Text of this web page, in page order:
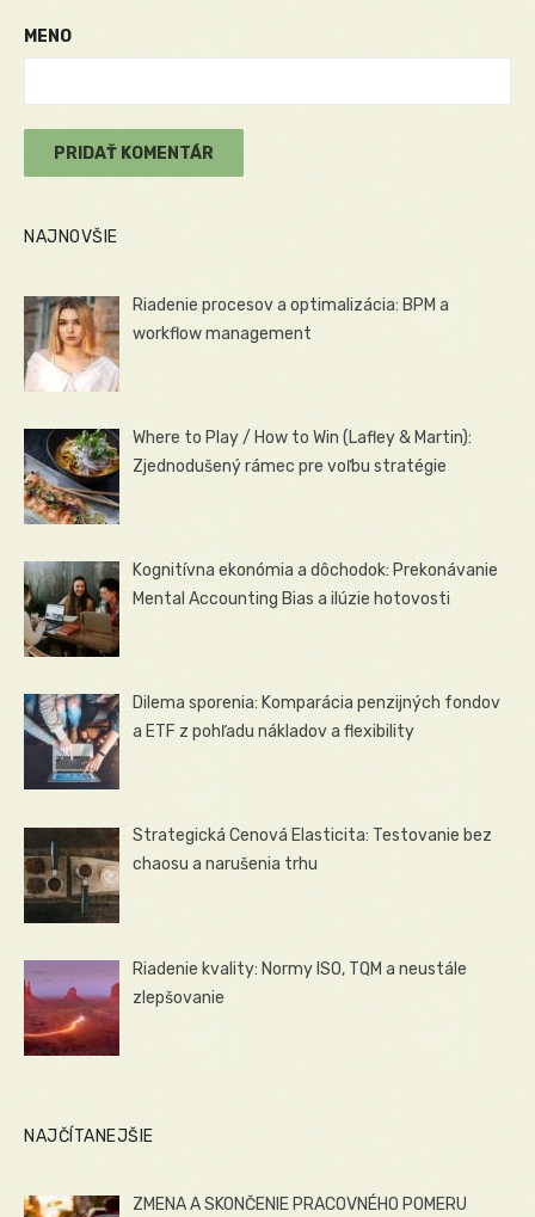
MENO
NAJNOVŠIE
Riadenie procesov a optimalizácia: BPM a
workflow management
Where to Play / How to Win (Lafley & Martin):
Zjednodušený rámec pre voľbu stratégie
Kognitívna ekonómia a dôchodok: Prekonávanie
Mental Accounting Bias a ilúzie hotovosti
Dilema sporenia: Komparácia penzijných fondov
a ETF z pohľadu nákladov a flexibility
Strategická Cenová Elasticita: Testovanie bez
chaosu a narušenia trhu
Riadenie kvality: Normy ISO, TQM a neustále
zlepšovanie
NAJČÍTANEJŠIE
ZMENA A SKONČENIE PRACOVNÉHO POMERU